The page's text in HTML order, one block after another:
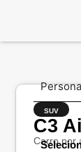
SUV
C3
Carro por